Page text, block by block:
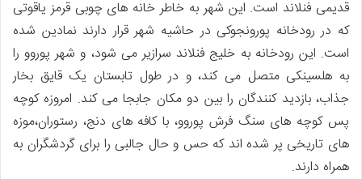
قدیمی فنلاند است. این شهر به خاطر خانه های چوبی قرمز یاقوتی
که در رودخانه پورونجوکی در حاشیه شهر قرار دارند نمادین شده
است. این رودخانه به خلیج فنلاند سرازیر می شود، و شهر پوروو را
به هلسینکی متصل می کند، و در طول تابستان یک قایق بخار
جذاب، بازدید کنندگان را بین دو مکان جابجا می کند. امروزه کوچه
پس کوچه های سنگ فرش پوروو، با کافه های دنج، رستوران،موزه
های تاریخی پر شده اند که حس و حال جالبی را برای گردشگران به
همراه دارند.